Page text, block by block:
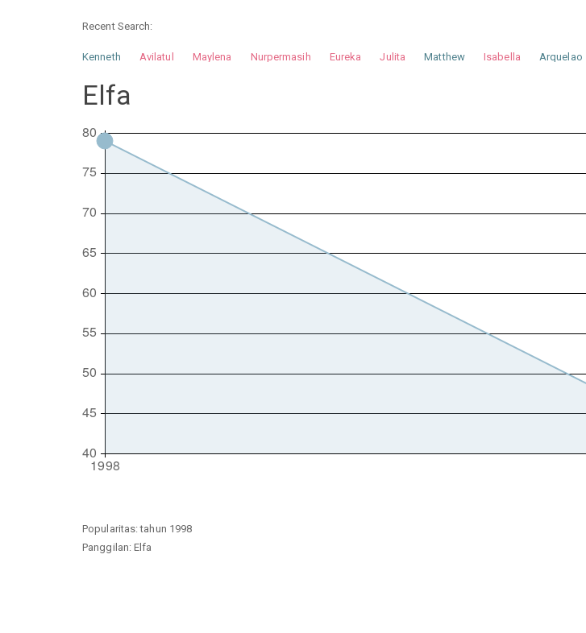
Recent Search:
Kenneth Avilatul Maylena Nurpermasih Eureka Julita Matthew Isabella Arquelao
Elfa
Popularitas: tahun 1998
Panggilan: Elfa